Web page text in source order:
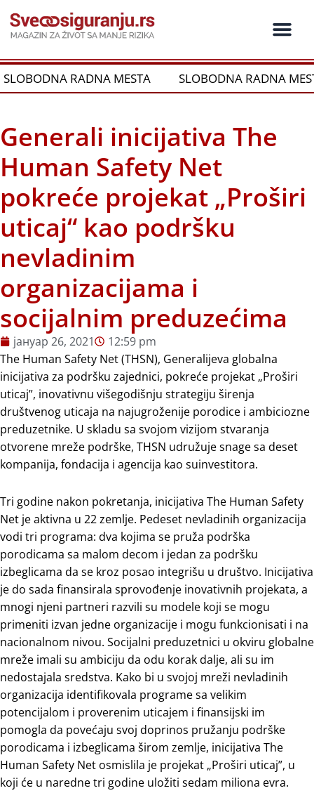
на
садржај
RADNA MESTA SLOBODNA RADNA MESTA
Generali inicijativa The
Human Safety Net
pokreće projekat „Proširi
uticaj“ kao podršku
nevladinim
organizacijama i
socijalnim preduzećima
јануар 26, 2021
12:59 pm
The Human Safety Net (THSN), Generalijeva globalna
inicijativa za podršku zajednici, pokreće projekat „Proširi
uticaj”, inovativnu višegodišnju strategiju širenja
društvenog uticaja na najugroženije porodice i ambiciozne
preduzetnike. U skladu sa svojom vizijom stvaranja
otvorene mreže podrške, THSN udružuje snage sa deset
kompanija, fondacija i agencija kao suinvestitora.
Tri godine nakon pokretanja, inicijativa The Human Safety
Net je aktivna u 22 zemlje. Pedeset nevladinih organizacija
vodi tri programa: dva kojima se pruža podrška
porodicama sa malom decom i jedan za podršku
izbeglicama da se kroz posao integrišu u društvo. Inicijativa
je do sada finansirala sprovođenje inovativnih projekata, a
mnogi njeni partneri razvili su modele koji se mogu
primeniti izvan jedne organizacije i mogu funkcionisati i na
nacionalnom nivou. Socijalni preduzetnici u okviru globalne
mreže imali su ambiciju da odu korak dalje, ali su im
nedostajala sredstva. Kako bi u svojoj mreži nevladinih
organizacija identifikovala programe sa velikim
potencijalom i proverenim uticajem i finansijski im
pomogla da povećaju svoj doprinos pružanju podrške
porodicama i izbeglicama širom zemlje, inicijativa The
Human Safety Net osmislila je projekat „Proširi uticaj”, u
koji će u naredne tri godine uložiti sedam miliona evra.